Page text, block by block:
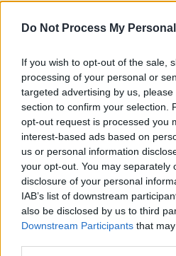
Do Not Process My
If you wish to opt-out of the sale,
processing of your personal or
targeted advertising by us,
section to confirm your selection.
opt-out request is processed you
interest-based ads based on
us or personal information
your opt-out. You may separately
disclosure of your personal
IAB’s list of downstream
also be disclosed by us to third
Downstream Participants that
τους δορυφόρους να
επένδυσής του στην
Η συναρπαστική
τον χρήστη
Σεπτεμβρίου στην
Starlink, as of now
🧵👇 for animations
individually#Starlink
pic.twitter.com/